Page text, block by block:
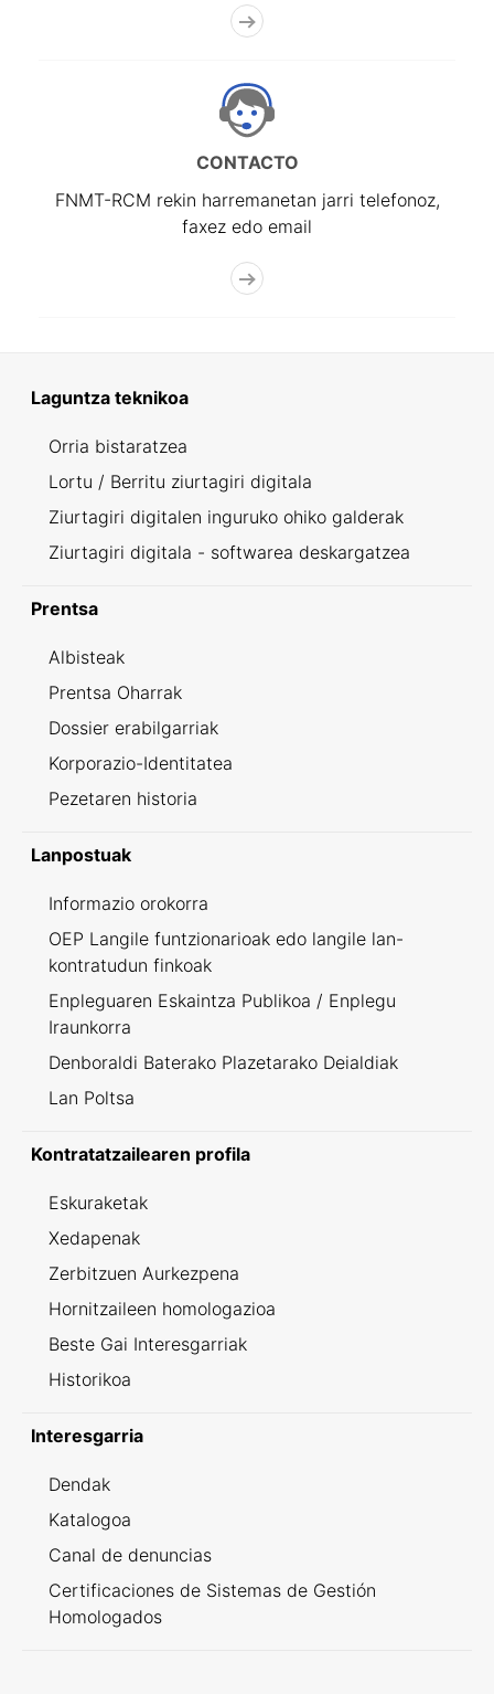
CONTACTO
FNMT-RCM rekin harremanetan jarri telefonoz,
faxez edo email
Laguntza teknikoa
Orria bistaratzea
Lortu / Berritu ziurtagiri digitala
Ziurtagiri digitalen inguruko ohiko galderak
Ziurtagiri digitala - softwarea deskargatzea
Prentsa
Albisteak
Prentsa Oharrak
Dossier erabilgarriak
Korporazio-Identitatea
Pezetaren historia
Lanpostuak
Informazio orokorra
OEP Langile funtzionarioak edo langile lan-
kontratudun finkoak
Enpleguaren Eskaintza Publikoa / Enplegu
Iraunkorra
Denboraldi Baterako Plazetarako Deialdiak
Lan Poltsa
Kontratatzailearen profila
Eskuraketak
Xedapenak
Zerbitzuen Aurkezpena
Hornitzaileen homologazioa
Beste Gai Interesgarriak
Historikoa
Interesgarria
Dendak
Katalogoa
Canal de denuncias
Certificaciones de Sistemas de Gestión
Homologados